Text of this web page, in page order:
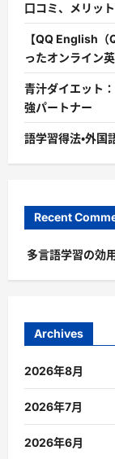
口コミ、メリッ
【QQ English
ったオンライン
青汁ダイエット
強パートナー
語学習得法・外
Recent
多言語学習の効
Archives
2026年8月
2026年7月
2026年6月